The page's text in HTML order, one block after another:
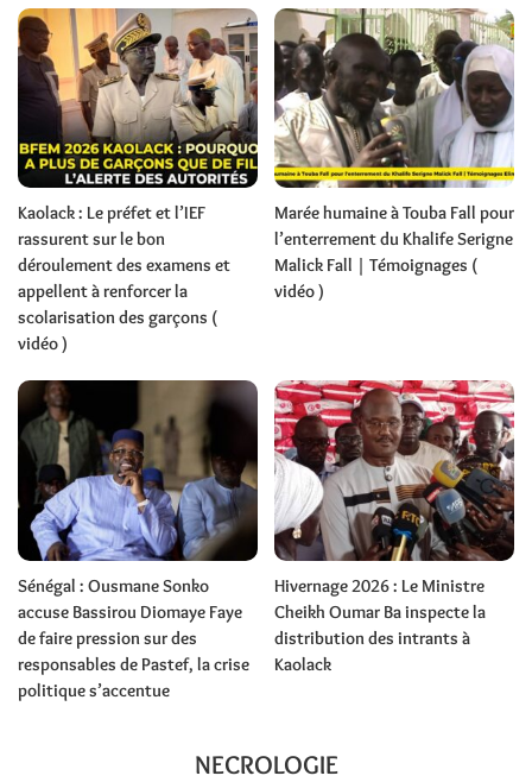
Kaolack : Le préfet et l’IEF
rassurent sur le bon
déroulement des examens et
appellent à renforcer la
scolarisation des garçons (
vidéo )
Marée humaine à Touba Fall pour
l’enterrement du Khalife Serigne
Malick Fall | Témoignages (
vidéo )
Sénégal : Ousmane Sonko
accuse Bassirou Diomaye Faye
de faire pression sur des
responsables de Pastef, la crise
politique s’accentue
Hivernage 2026 : Le Ministre
Cheikh Oumar Ba inspecte la
distribution des intrants à
Kaolack
NECROLOGIE